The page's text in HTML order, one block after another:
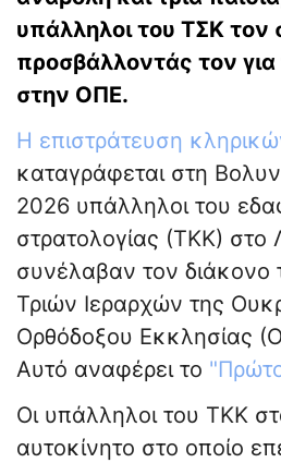
υπάλληλοι του ΤΣΚ τον
προσβάλλοντάς τον
στην ΟΠΕ.
Η επιστράτευση
καταγράφεται στη
2026 υπάλληλοι του
στρατολογίας (ΤΚΚ) στο
συνέλαβαν τον διάκονο
Τριών Ιεραρχών της
Ορθόδοξου Εκκλησίας
Αυτό αναφέρει το
Οι υπάλληλοι του ΤΚΚ
αυτοκίνητο στο οποίο